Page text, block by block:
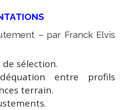
– par Franck Elvis
sélection.
entre profils
terrain.